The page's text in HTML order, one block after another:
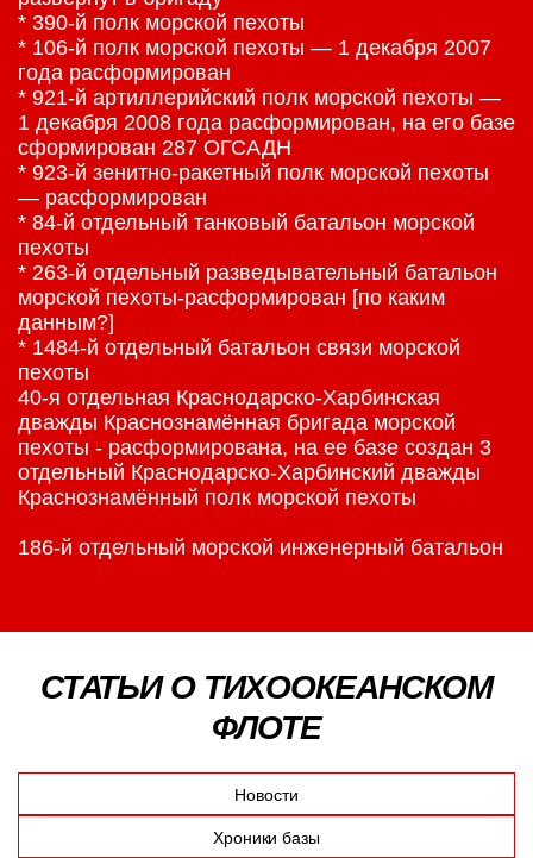
* 390-й полк морской пехоты
* 106-й полк морской пехоты — 1 декабря 2007
года расформирован
* 921-й артиллерийский полк морской пехоты —
1 декабря 2008 года расформирован, на его базе
сформирован 287 ОГСАДН
* 923-й зенитно-ракетный полк морской пехоты
— расформирован
* 84-й отдельный танковый батальон морской
пехоты
* 263-й отдельный разведывательный батальон
морской пехоты-расформирован [по каким
данным?]
* 1484-й отдельный батальон связи морской
пехоты
40-я отдельная Краснодарско-Харбинская
дважды Краснознамённая бригада морской
пехоты - расформирована, на ее базе создан 3
отдельный Краснодарско-Харбинский дважды
Краснознамённый полк морской пехоты
186-й отдельный морской инженерный батальон
СТАТЬИ О ТИХООКЕАНСКОМ
ФЛОТЕ
Новости
Хроники базы